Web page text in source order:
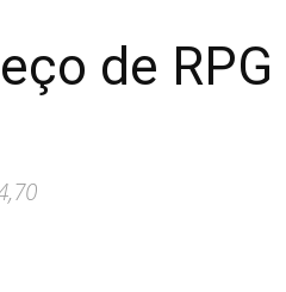
de